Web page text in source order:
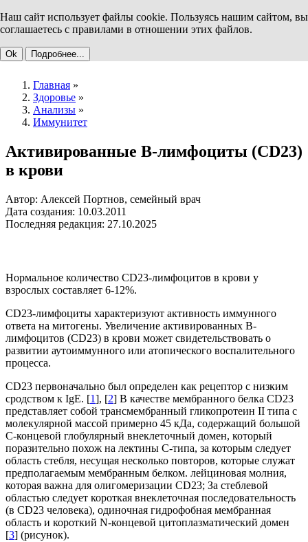
Наш сайт использует файлы cookie. Пользуясь нашим сайтом, вы
соглашаетесь с правилами в отношении этих файлов.
Ok Подробнее...
Главная »
Здоровье »
Анализы »
Иммунитет
Активированные В-лимфоциты (CD23)
в крови
Автор: Алексей Портнов, семейный врач
Дата создания: 10.03.2011
Последняя редакция: 27.10.2025
Нормальное количество CD23-лимфоцитов в крови у
взрослых составляет 6-12%.
CD23-лимфоциты характеризуют активность иммунного
ответа на митогены. Увеличение активированных В-
лимфоцитов (CD23) в крови может свидетельствовать о
развитии аутоиммунного или атопического воспалительного
процесса.
CD23 первоначально был определен как рецептор с низким
сродством к IgE. [1], [2] В качестве мембранного белка CD23
представляет собой трансмембранный гликопротеин II типа с
молекулярной массой примерно 45 кДа, содержащий большой
С-концевой глобулярный внеклеточный домен, который
поразительно похож на лектины С-типа, за которым следует
область стебля, несущая несколько повторов, которые служат
предполагаемым мембранным белком. лейциновая молния,
которая важна для олигомеризации CD23; За стеблевой
областью следует короткая внеклеточная последовательность
(в CD23 человека), одиночная гидрофобная мембранная
область и короткий N-концевой цитоплазматический домен
[3] (рисунок).